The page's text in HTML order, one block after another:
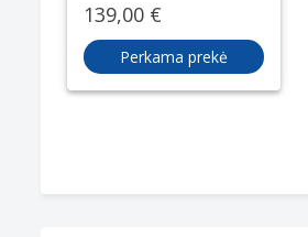
139,00 €
Perkama prekė